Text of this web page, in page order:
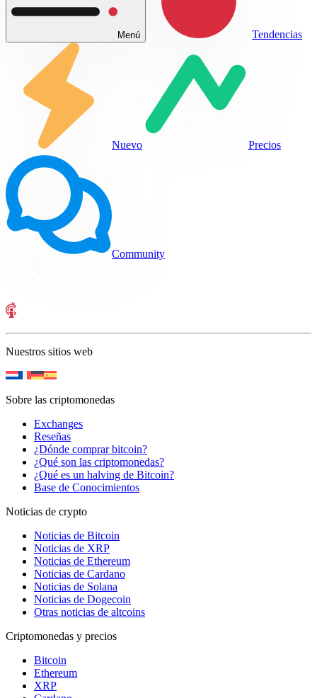
Menú Tendencias
Nuevo Precios
Community
Nuestros sitios web
Sobre las criptomonedas
Exchanges
Reseñas
¿Dónde comprar bitcoin?
¿Qué son las criptomonedas?
¿Qué es un halving de Bitcoin?
Base de Conocimientos
Noticias de crypto
Noticias de Bitcoin
Noticias de XRP
Noticias de Ethereum
Noticias de Cardano
Noticias de Solana
Noticias de Dogecoin
Otras noticias de altcoins
Criptomonedas y precios
Bitcoin
Ethereum
XRP